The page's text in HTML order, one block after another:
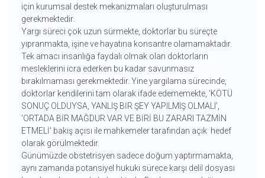
için kurumsal destek mekanizmaları oluşturulması
gerekmektedir.
Yargı süreci çok uzun sürmekte, doktorlar bu süreçte
yıpranmakta, işine ve hayatına konsantre olamamaktadır.
Tek amacı insanlığa faydalı olmak olan doktorların
mesleklerini icra ederken bu kadar savunmasız
bırakılmaması gerekmektedir. Yine yargılama sürecinde,
doktorlar kendilerini tam olarak ifade edememekte, ‘KÖTÜ
SONUÇ OLDUYSA, YANLIŞ BİR ŞEY YAPILMIŞ OLMALI’,
'ORTADA BİR MAĞDUR VAR VE BİRİ BU ZARARI TAZMİN
ETMELİ' bakış açısı ile mahkemeler tarafından açık hedef
olarak görülmektedir.
Günümüzde obstetrisyen sadece doğum yaptırmamakta,
aynı zamanda potansiyel hukuki sürece karşı delil dosyası